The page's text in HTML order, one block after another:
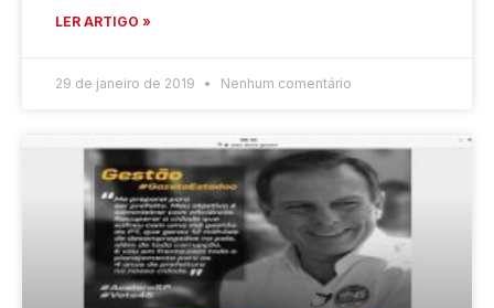
LER ARTIGO »
29 de janeiro de 2019 Nenhum comentário